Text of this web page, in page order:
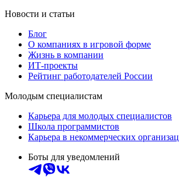
Новости и статьи
Блог
О компаниях в игровой форме
Жизнь в компании
ИТ-проекты
Рейтинг работодателей России
Молодым специалистам
Карьера для молодых специалистов
Школа программистов
Карьера в некоммерческих
Боты для уведомлений